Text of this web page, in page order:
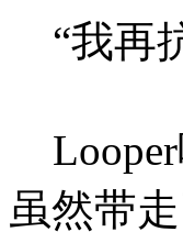
“我再
Looper
虽然带